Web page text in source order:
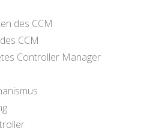
des CCM
CCM
Controller Manager